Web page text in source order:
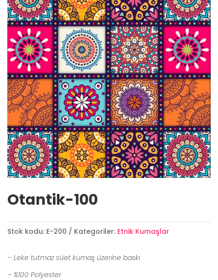
Otantik-100
Stok kodu: E-200 Kategoriler: Etnik Kumaşlar
– Leke tutmaz süet kumaş üzerine baskı
– %100 Polyester